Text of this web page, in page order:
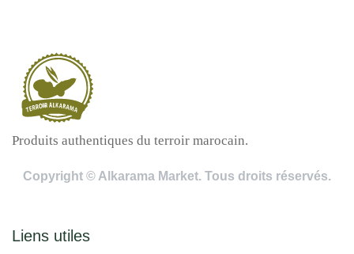
Produits authentiques du terroir marocain.
Copyright © Alkarama Market. Tous droits réservés.
Liens utiles